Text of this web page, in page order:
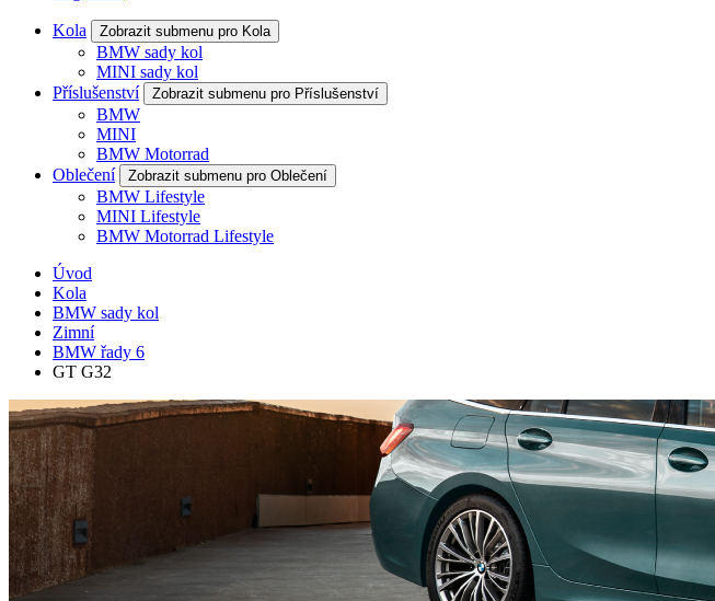
Kola Zobrazit submenu pro Kola
BMW sady kol
MINI sady kol
Příslušenství
Zobrazit submenu pro Příslušenství
BMW
MINI
BMW Motorrad
Oblečení
Zobrazit submenu pro Oblečení
BMW Lifestyle
MINI Lifestyle
BMW Motorrad Lifestyle
Úvod
Kola
BMW sady kol
Zimní
BMW řady 6
GT G32